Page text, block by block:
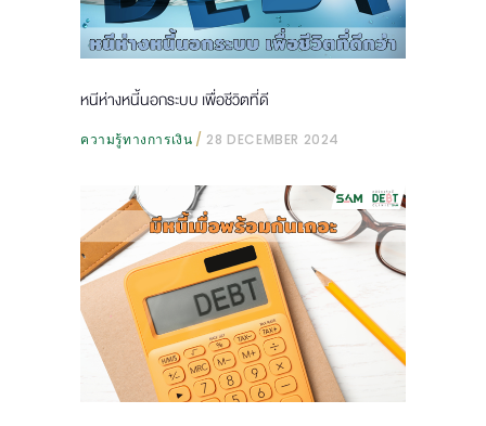
หนีห่างหนี้นอกระบบ เพื่อชีวิตที่ดี
ความรู้ทางการเงิน 28 DECEMBER 2024